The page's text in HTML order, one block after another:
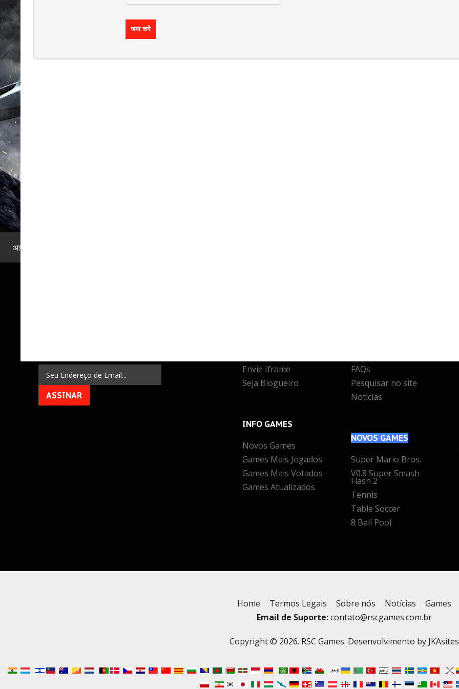
Multijogadores
Aventura
ESCOLHA
जमा करें
आप यहाँ हैं:
ASSINAR
Envie Iframe
Seja Blogueiro
INFO GAMES
Novos Games
Games Mais Jogados
Games Mais Votados
Games Atualizados
FAQs
Pesquisar no site
Notícias
NOVOS GAMES
Super Mario Bros.
V0.8 Super Smash
Flash 2
Tennis
Table Soccer
8 Ball Pool
Home Termos Legais Sobre nós Notícias
Games
Email de Suporte:contato@rscgames.com.br
Copyright © 2026. RSC Games. Desenvolvimento by JKAsites